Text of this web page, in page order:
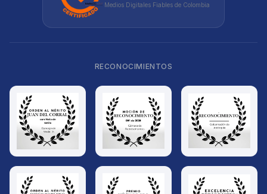
Medios Digitales Fiables de Colombia
RECONOCIMIENTOS